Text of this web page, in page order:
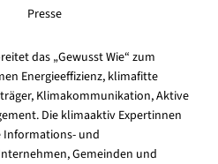
Presse
das „Gewusst Wie“ zum
Energieeffizienz, klimafitte
Klimakommunikation, Aktive
Die klimaaktiv Expertinnen
Informations- und
Gemeinden und